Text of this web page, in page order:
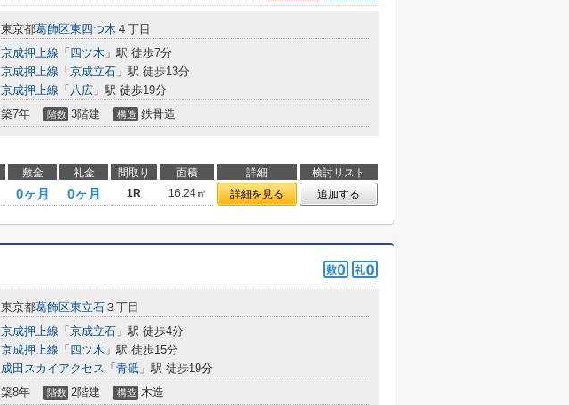
東京都葛飾区東四つ木 ４丁目
京成押上線 「 四ツ木 」駅 徒歩7分
京成押上線 「 京成立石 」駅 徒歩13分
京成押上線 「 八広 」駅 徒歩19分
築7年 階数 3階建 構造 鉄骨造
敷金 礼金 間取り 面積 詳細
検討リスト
0ヶ月 0ヶ月 1R 16.24㎡ 詳細を見る 追加する
東京都葛飾区東立石 ３丁目
京成押上線 「 京成立石 」駅 徒歩4分
京成押上線 「 四ツ木 」駅 徒歩15分
成田スカイアクセス 「 青砥 」駅 徒歩19分
築8年 階数 2階建 構造 木造